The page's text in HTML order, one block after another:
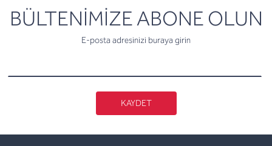
BÜLTENİMİZE ABONE OLUN
E-posta adresinizi buraya girin
newsletter
KAYDET